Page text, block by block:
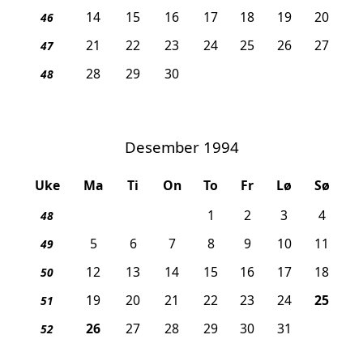
46 14 15 16 17 18 19 20
47 21 22 23 24 25 26 27
48 28 29 30
Desember 1994
Uke Ma Ti On To Fr Lø Sø
48 1 2 3 4
49 5 6 7 8 9 10 11
50 12 13 14 15 16 17 18
51 19 20 21 22 23 24 25, 1.
52 26, 2. juledag
27 28 29 30 31